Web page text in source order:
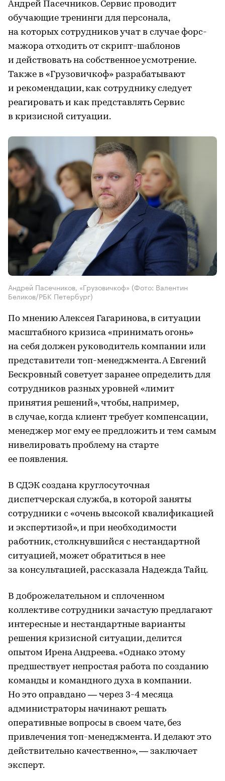
Андрей Пасечников. Сервис проводит
обучающие тренинги для персонала,
на которых сотрудников учат в случае форс-
мажора отходить от скрипт-шаблонов
и действовать на собственное усмотрение.
Также в «Грузовичкоф» разрабатывают
и рекомендации, как сотруднику следует
реагировать и как представлять Сервис
в кризисной ситуации.
Андрей Пасечников, «Грузовичкоф» (Фото: Валентин
Беликов/РБК Петербург)
По мнению Алексея Гагаринова, в ситуации
масштабного кризиса «принимать огонь»
на себя должен руководитель компании или
представители топ-менеджмента. А Евгений
Бескровный советует заранее определить для
сотрудников разных уровней «лимит
принятия решений», чтобы, например,
в случае, когда клиент требует компенсации,
менеджер мог ему ее предложить и тем самым
нивелировать проблему на старте
ее появления.
В СДЭК создана круглосуточная
диспетчерская служба, в которой заняты
сотрудники с «очень высокой квалификацией
и экспертизой», и при необходимости
работник, столкнувшийся с нестандартной
ситуацией, может обратиться в нее
за консультацией, рассказала Надежда Тайц.
В доброжелательном и сплоченном
коллективе сотрудники зачастую предлагают
интересные и нестандартные варианты
решения кризисной ситуации, делится
опытом Ирена Андреева. «Однако этому
предшествует непростая работа по созданию
команды и командного духа в компании.
Но это оправдано — через 3-4 месяца
администраторы начинают решать
оперативные вопросы в своем чате, без
привлечения топ-менеджмента. И делают это
действительно качественно», — заключает
эксперт.